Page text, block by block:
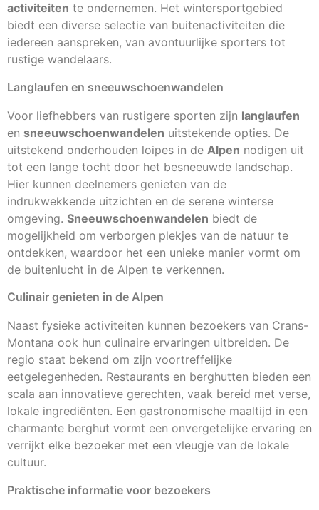
activiteiten te ondernemen. Het wintersportgebied
biedt een diverse selectie van buitenactiviteiten die
iedereen aanspreken, van avontuurlijke sporters tot
rustige wandelaars.
Langlaufen en sneeuwschoenwandelen
Voor liefhebbers van rustigere sporten zijn langlaufen
en sneeuwschoenwandelen uitstekende opties. De
uitstekend onderhouden loipes in de Alpen nodigen uit
tot een lange tocht door het besneeuwde landschap.
Hier kunnen deelnemers genieten van de
indrukwekkende uitzichten en de serene winterse
omgeving. Sneeuwschoenwandelen biedt de
mogelijkheid om verborgen plekjes van de natuur te
ontdekken, waardoor het een unieke manier vormt om
de buitenlucht in de Alpen te verkennen.
Culinair genieten in de Alpen
Naast fysieke activiteiten kunnen bezoekers van Crans-
Montana ook hun culinaire ervaringen uitbreiden. De
regio staat bekend om zijn voortreffelijke
eetgelegenheden. Restaurants en berghutten bieden een
scala aan innovatieve gerechten, vaak bereid met verse,
lokale ingrediënten. Een gastronomische maaltijd in een
charmante berghut vormt een onvergetelijke ervaring en
verrijkt elke bezoeker met een vleugje van de lokale
cultuur.
Praktische informatie voor bezoekers